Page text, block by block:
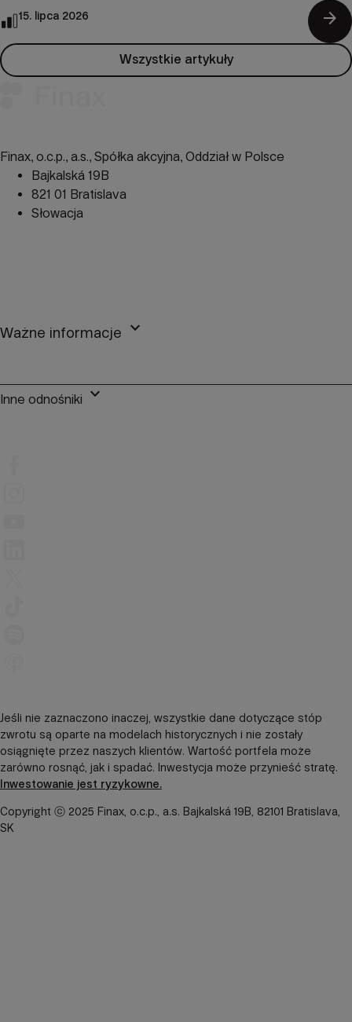
15. lipca 2026 arrow_forward
Wszystkie artykuły
Finax, o.c.p., a.s., Spółka akcyjna, Oddział w Polsce
Bajkalská 19B
821 01 Bratislava
Słowacja
Ważne informacje keyboard_arrow_down
Inne odnośniki keyboard_arrow_down
Jeśli nie zaznaczono inaczej, wszystkie dane dotyczące stóp
zwrotu są oparte na modelach historycznych i nie zostały
osiągnięte przez naszych klientów. Wartość portfela może
zarówno rosnąć, jak i spadać. Inwestycja może przynieść stratę.
Inwestowanie jest ryzykowne.
Copyright ⓒ 2025 Finax, o.c.p., a.s. Bajkalská 19B, 82101 Bratislava,
SK